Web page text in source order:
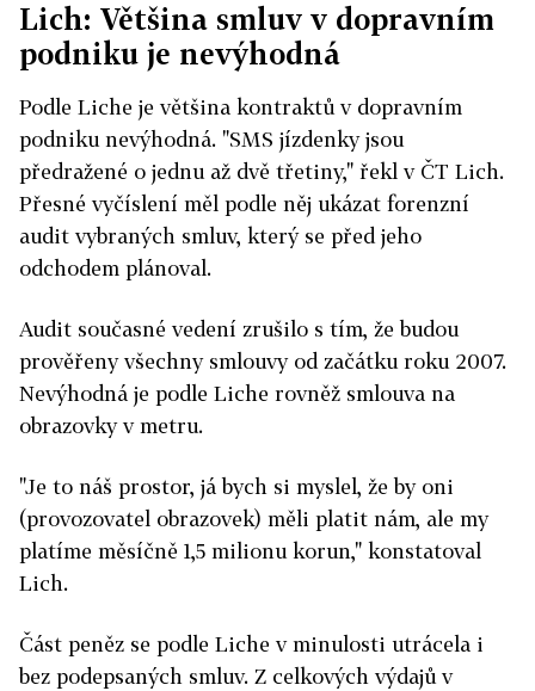
Lich: Většina smluv v dopravním
podniku je nevýhodná
Podle Liche je většina kontraktů v dopravním
podniku nevýhodná. "SMS jízdenky jsou
předražené o jednu až dvě třetiny," řekl v ČT Lich.
Přesné vyčíslení měl podle něj ukázat forenzní
audit vybraných smluv, který se před jeho
odchodem plánoval.
Audit současné vedení zrušilo s tím, že budou
prověřeny všechny smlouvy od začátku roku 2007.
Nevýhodná je podle Liche rovněž smlouva na
obrazovky v metru.
"Je to náš prostor, já bych si myslel, že by oni
(provozovatel obrazovek) měli platit nám, ale my
platíme měsíčně 1,5 milionu korun," konstatoval
Lich.
Část peněz se podle Liche v minulosti utrácela i
bez podepsaných smluv. Z celkových výdajů v